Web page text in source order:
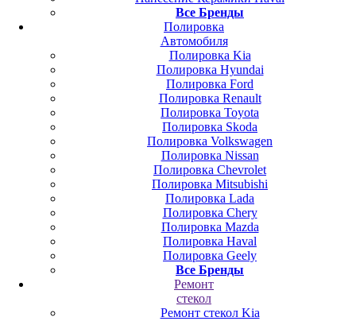
Все Бренды
Полировка
Автомобиля
Полировка Kia
Полировка Hyundai
Полировка Ford
Полировка Renault
Полировка Toyota
Полировка Skoda
Полировка Volkswagen
Полировка Nissan
Полировка Chevrolet
Полировка Mitsubishi
Полировка Lada
Полировка Chery
Полировка Mazda
Полировка Haval
Полировка Geely
Все Бренды
Ремонт
стекол
Ремонт стекол Kia